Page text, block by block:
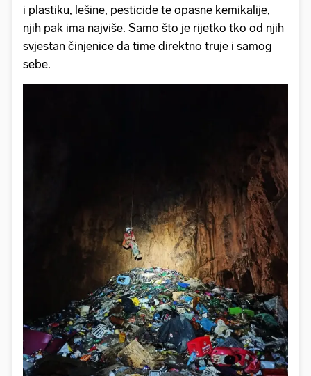
i plastiku, lešine, pesticide te opasne kemikalije,
njih pak ima najviše. Samo što je rijetko tko od njih
svjestan činjenice da time direktno truje i samog
sebe.